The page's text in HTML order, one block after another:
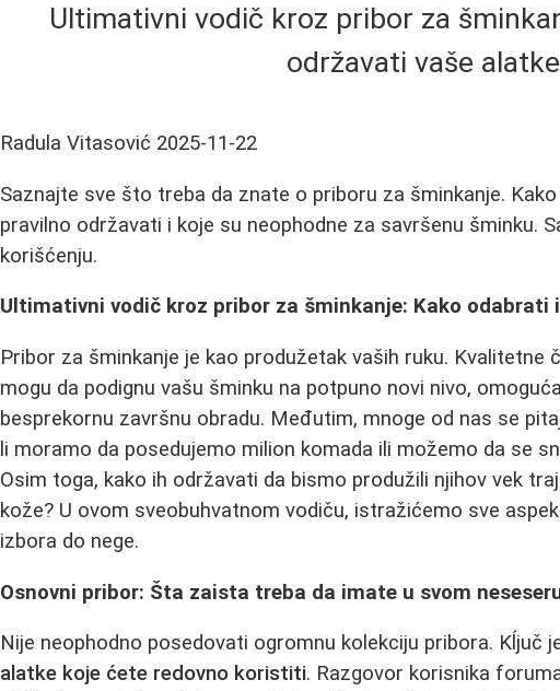
Ultimativni vodič kroz pribor za
održavati vaše alatke
Radula Vitasović 2025-11-22
Saznajte sve što treba da znate o priboru za šminkanje.
pravilno održavati i koje su neophodne za savršenu šminku.
korišćenju.
Ultimativni vodič kroz pribor za šminkanje: Kako odabrati
Pribor za šminkanje je kao produžetak vaših ruku. Kvalitetne
mogu da podignu vašu šminku na potpuno novi nivo,
besprekornu završnu obradu. Međutim, mnoge od nas se
li moramo da posedujemo milion komada ili možemo da se
Osim toga, kako ih održavati da bismo produžili njihov vek
kože? U ovom sveobuhvatnom vodiču, istražićemo sve
izbora do nege.
Osnovni pribor: Šta zaista treba da imate u svom
Nije neophodno posedovati ogromnu kolekciju pribora. Kĺjuč
alatke koje ćete redovno koristiti. Razgovor korisnika